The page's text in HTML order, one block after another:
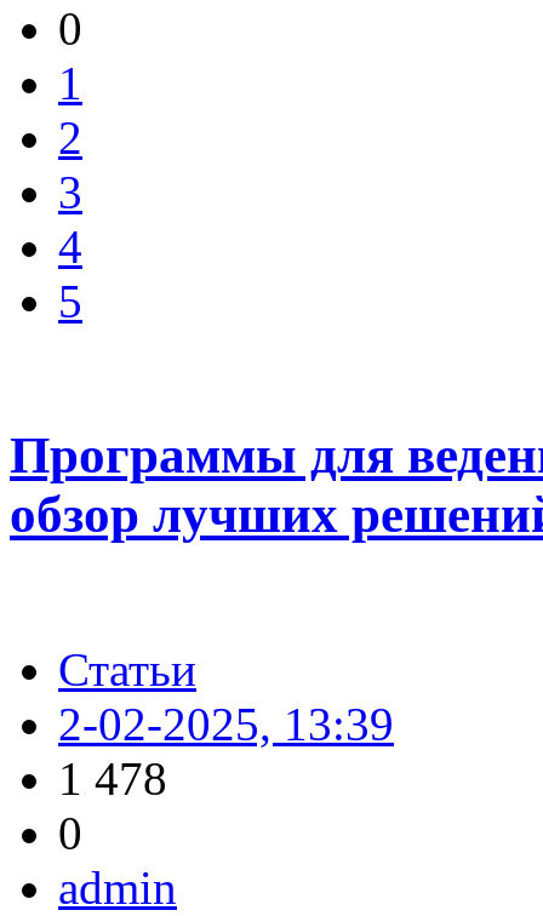
0
1
2
3
4
5
Программы для
обзор лучших
Статьи
2-02-2025, 13:39
1 478
0
admin